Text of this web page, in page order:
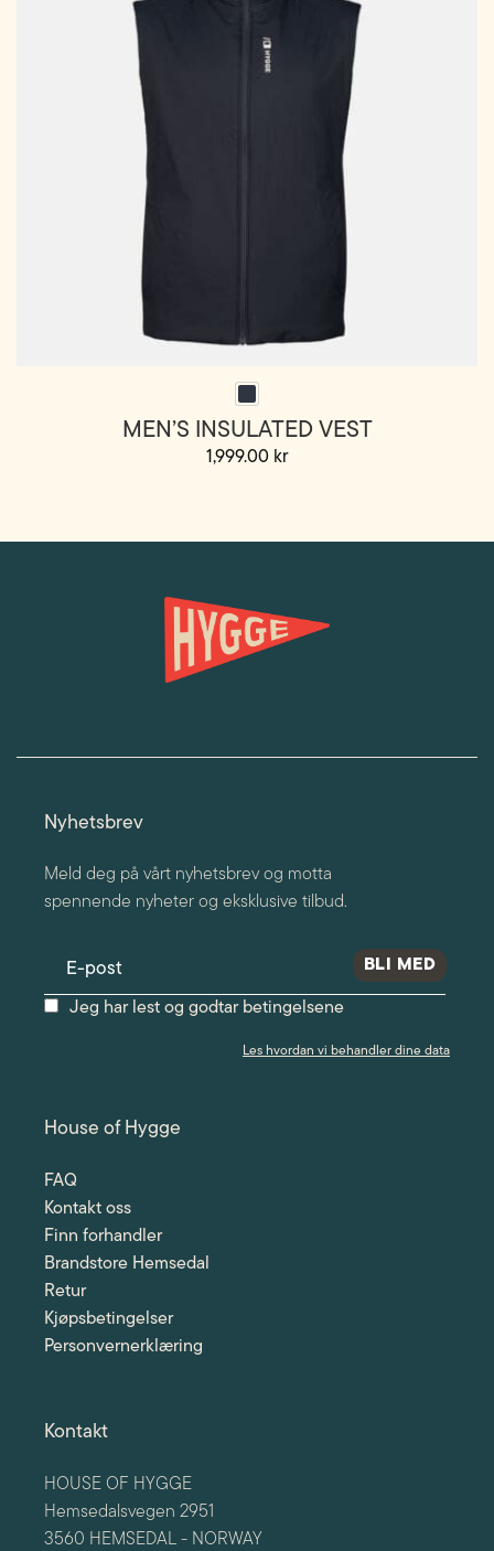
velges
MEN’S INSULATED VEST
1,999.00 kr
flere
kan
velges
Nyhetsbrev
Meld deg på vårt nyhetsbrev og motta
spennende nyheter og eksklusive tilbud.
Jeg har lest og godtar betingelsene
Les hvordan vi behandler dine data
House of Hygge
FAQ
Kontakt oss
Finn forhandler
Brandstore Hemsedal
Retur
Kjøpsbetingelser
Personvernerklæring
Kontakt
HOUSE OF HYGGE
Hemsedalsvegen 2951
3560 HEMSEDAL - NORWAY